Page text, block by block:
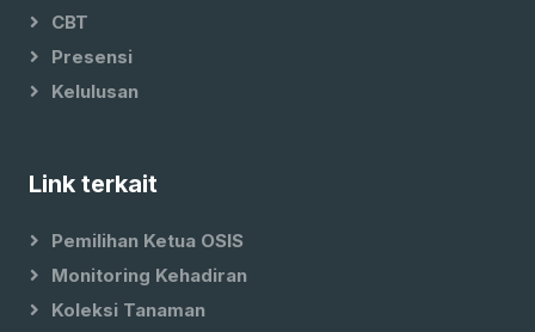
CBT
Presensi
Kelulusan
Link terkait
Pemilihan Ketua OSIS
Monitoring Kehadiran
Koleksi Tanaman